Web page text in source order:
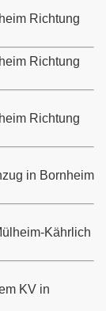
Richtung
Richtung
Richtung
in Bornheim
Kährlich
KV in